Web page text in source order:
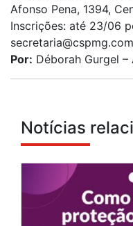
Afonso Pena, 1394,
Inscrições: até 23/06
Por: Déborah Gurgel –
Notícias